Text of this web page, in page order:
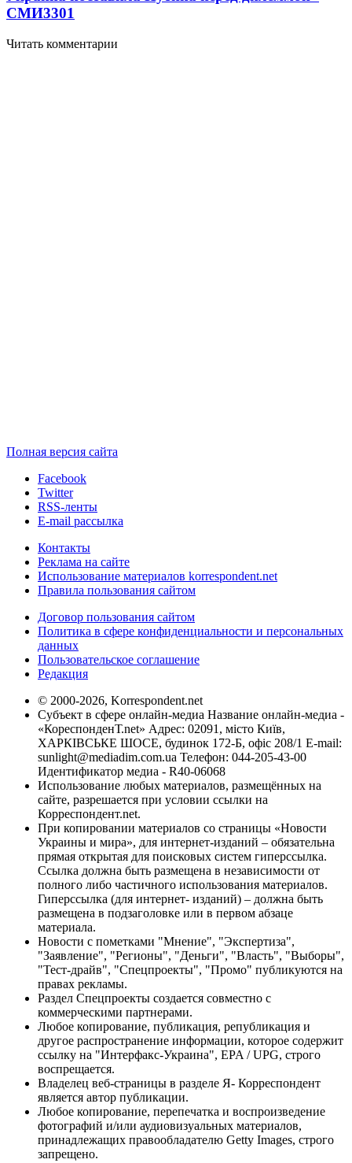
СМИ3301
Читать комментарии
Полная версия сайта
Facebook
Twitter
RSS-ленты
E-mail рассылка
Контакты
Реклама на сайте
Использование материалов korrespondent.net
Правила пользования сайтом
Договор пользования сайтом
Политика в сфере конфиденциальности и персональных
данных
Пользовательское соглашение
Редакция
© 2000-2026, Korrespondent.net
Субъект в сфере онлайн-медиа Название онлайн-медиа -
«КореспонденТ.net» Адрес: 02091, місто Київ,
ХАРКІВСЬКЕ ШОСЕ, будинок 172-Б, офіс 208/1 E-mail:
sunlight@mediadim.com.ua Телефон: 044-205-43-00
Идентификатор медиа - R40-06068
Использование любых материалов, размещённых на
сайте, разрешается при условии ссылки на
Корреспондент.net.
При копировании материалов со страницы «Новости
Украины и мира», для интернет-изданий – обязательна
прямая открытая для поисковых систем гиперссылка.
Ссылка должна быть размещена в независимости от
полного либо частичного использования материалов.
Гиперссылка (для интернет- изданий) – должна быть
размещена в подзаголовке или в первом абзаце
материала.
Новости с пометками "Мнение", "Экспертиза",
"Заявление", "Регионы", "Деньги", "Власть", "Выборы",
"Тест-драйв", "Спецпроекты", "Промо" публикуются на
правах рекламы.
Раздел Спецпроекты создается совместно с
коммерческими партнерами.
Любое копирование, публикация, републикация и
другое распространение информации, которое содержит
ссылку на "Интерфакс-Украина", EPA / UPG, строго
воспрещается.
Владелец веб-страницы в разделе Я- Корреспондент
является автор публикации.
Любое копирование, перепечатка и воспроизведение
фотографий и/или аудиовизуальных материалов,
принадлежащих правообладателю Getty Images, строго
запрещено.